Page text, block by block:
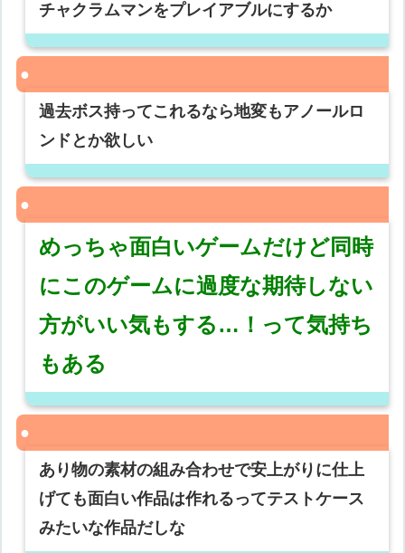
チャクラムマンをプレイアブルにするか
過去ボス持ってこれるなら地変もアノールロ
ンドとか欲しい
めっちゃ面白いゲームだけど同時
にこのゲームに過度な期待しない
方がいい気もする…！って気持ち
もある
あり物の素材の組み合わせで安上がりに仕上
げても面白い作品は作れるってテストケース
みたいな作品だしな